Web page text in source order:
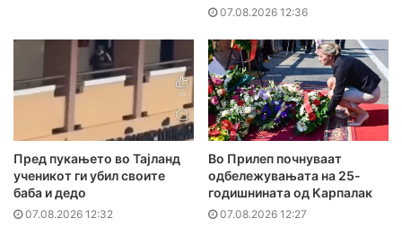
07.08.2026 12:36
Пред пукањето во Тајланд
ученикот ги убил своите
баба и дедо
07.08.2026 12:32
Во Прилеп почнуваат
одбележувањата на 25-
годишнината од Карпалак
07.08.2026 12:27